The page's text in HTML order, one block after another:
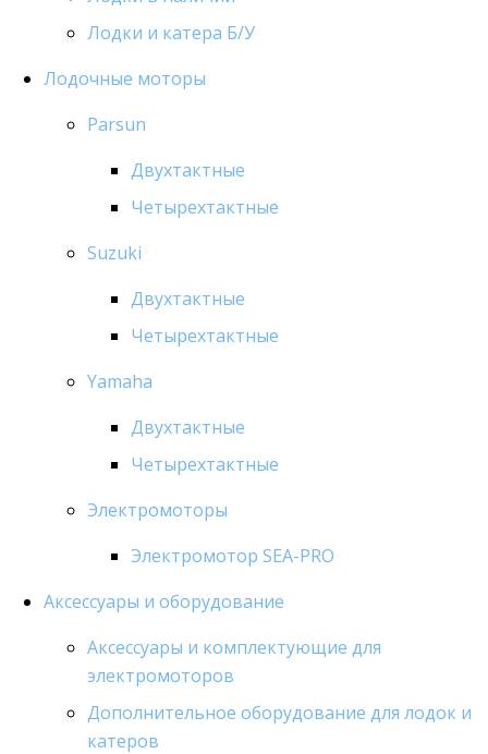
Лодки и катера Б/У
Лодочные моторы
Parsun
Двухтактные
Четырехтактные
Suzuki
Двухтактные
Четырехтактные
Yamaha
Двухтактные
Четырехтактные
Электромоторы
Электромотор SEA-PRO
Аксессуары и оборудование
Аксессуары и комплектующие для
электромоторов
Дополнительное оборудование для лодок и
катеров